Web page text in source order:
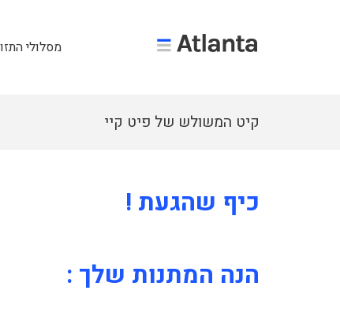
מסלולי
קיט המשולש של פיט קיי
כיף שהגעת !
הנה המתנות שלך :